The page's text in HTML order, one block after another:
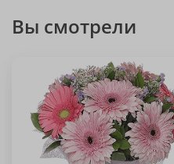
Вы смотрели